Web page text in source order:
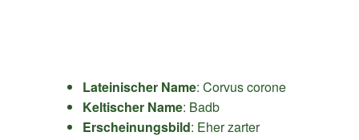
Lateinischer Name: Corvus corone
Keltischer Name: Badb
Erscheinungsbild: Eher zarter